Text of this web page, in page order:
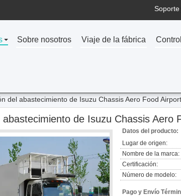
Soporte
Sobre nosotros Viaje de la fábrica
del abastecimiento de Isuzu Chassis Aero Food Airport
abastecimiento de Isuzu Chassis Aero
Datos del producto:
Lugar de origen:
Nombre de la marca:
Certificación:
Número de modelo:
Pago y Envío